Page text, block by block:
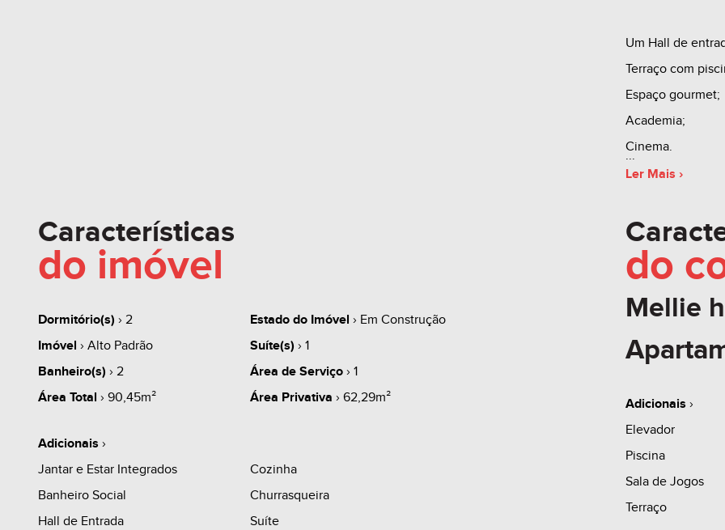
Um Hall de
Terraço com
Espaço gourmet;
Academia;
Cinema.
suíte, 02
de serviço.
Todos os boxes:
Área total:
Para mais
Valor sujeito a
Ler Mais ›
Características
do imóvel
Dormitório(s) › 2 Estado do Imóvel › Em Construção
Imóvel › Alto Padrão Suíte(s) › 1
Banheiro(s)› 2 Área de Serviço› 1
Área Total › 90,45m² Área Privativa › 62,29m²
Adicionais ›
Jantar e Estar Integrados
Cozinha
Banheiro Social
Churrasqueira
Hall de Entrada
Suíte
do
Mellie
Adicionais ›
Elevador
Piscina
Sala de Jogos
Terraço